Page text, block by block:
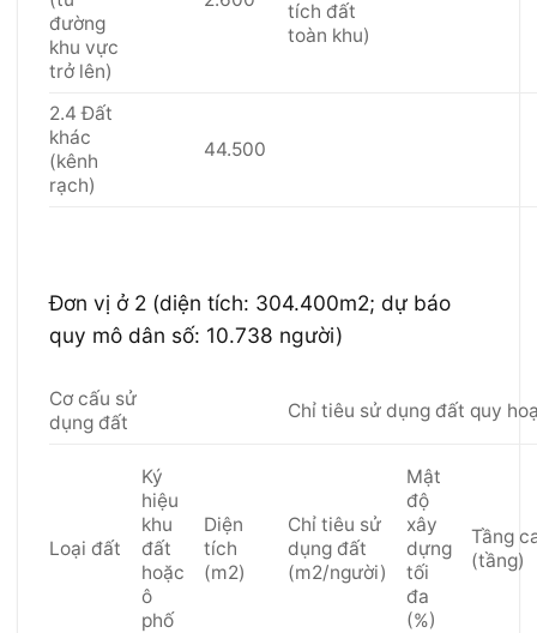
đường
khu vực
trở lên)
tích đất
toàn khu)
2.4 Đất
khác
(kênh
rạch)
44.500
Đơn vị ở 2 (diện tích: 304.400m2; dự báo
quy mô dân số: 10.738 người)
Cơ cấu sử
dụng đất
Chỉ tiêu sử dụng đất quy
Loại đất
Ký
hiệu
khu
đất
hoặc
ô
phố
Diện
tích
(m2)
Chỉ tiêu sử
dụng đất
(m2/người)
Mật
độ
xây
dựng
tối
đa
(%)
Tầng
(tầng)